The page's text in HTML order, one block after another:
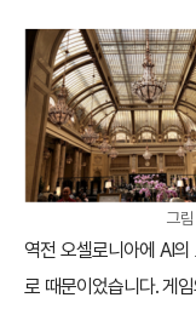
그
역전 오셀로니아에 AI
로 때문이었습니다. 게